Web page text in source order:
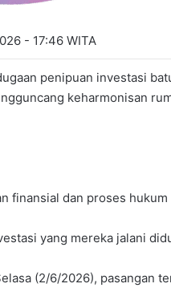
- 17:46 WITA
penipuan investasi
keharmonisan
finansial dan proses
yang mereka jalani
(2/6/2026), pasangan